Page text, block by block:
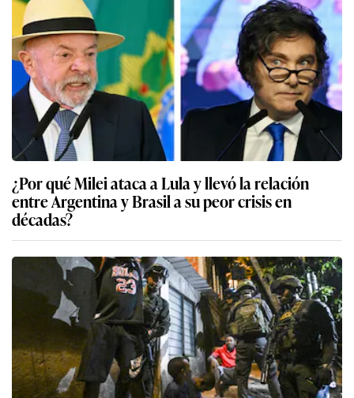
¿Por qué Milei ataca a Lula y llevó la relación
entre Argentina y Brasil a su peor crisis en
décadas?